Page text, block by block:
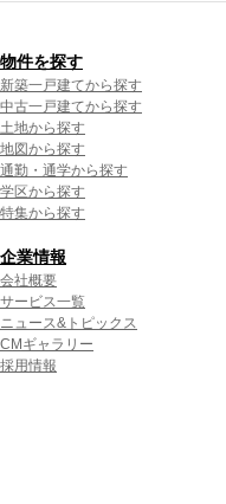
物件を探す
新築一戸建てから探す
中古一戸建てから探す
土地から探す
地図から探す
通勤・通学から探す
学区から探す
特集から探す
企業情報
会社概要
サービス一覧
ニュース&トピックス
CMギャラリー
採用情報